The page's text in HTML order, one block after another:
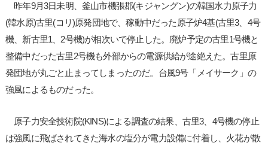
昨年9月3日未明、釜山市機張郡(キジャングン)の韓国水力原子力
(韓水原)古里(コリ)原発団地で、稼動中だった原子炉4基(古里3、4号
機、新古里1、2号機)が相次いで停止した。廃炉予定の古里1号機と
整備中だった古里2号機も外部からの電源供給が途絶えた。古里原
発団地が丸ごと止まってしまったのだ。台風9号「メイサーク」の
強風によるものだった。
原子力安全技術院(KINS)による調査の結果、古里3、4号機の停止
は強風に飛ばされてきた海水の塩分が電力設備に付着し、火花が散